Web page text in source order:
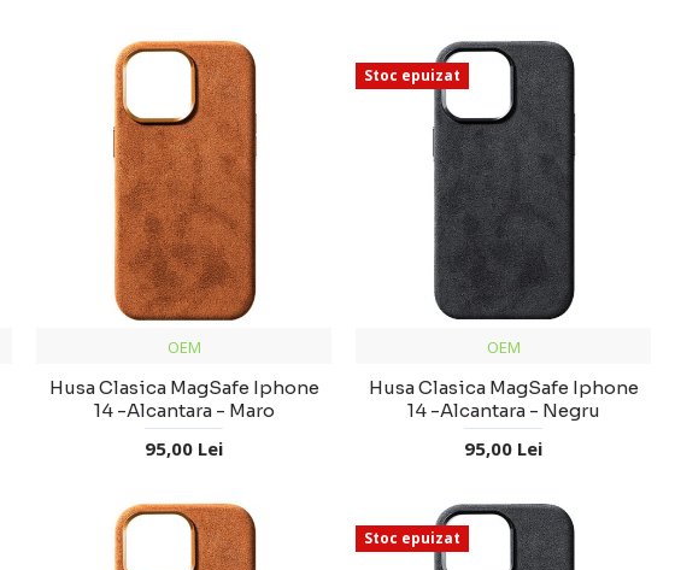
OEM
Husa Clasica MagSafe Iphone
14 -Alcantara - Maro
95,00 Lei
Stoc epuizat
OEM
Husa Clasica MagSafe Iphone
14 -Alcantara - Negru
95,00 Lei
Stoc epuizat